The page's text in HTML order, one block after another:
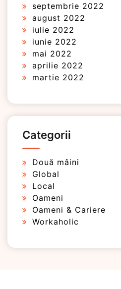
septembrie 2022
august 2022
iulie 2022
iunie 2022
mai 2022
aprilie 2022
martie 2022
Categorii
Două mâini
Global
Local
Oameni
Oameni & Cariere
Workaholic